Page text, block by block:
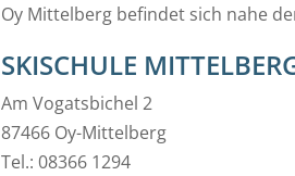
Oy Mittelberg befindet sich nahe
SKISCHULE
Am Vogatsbichel 2
87466 Oy-Mittelberg
Tel.: 08366 1294